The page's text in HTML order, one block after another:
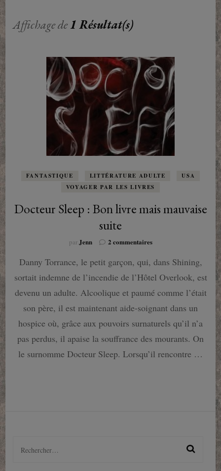
Affichage de1 Résultat(s)
FANTASTIQUE LITTÉRATURE ADULTE
USA
VOYAGER PAR LES LIVRES
Docteur Sleep : Bon livre mais mauvaise
suite
parJenn 2 commentairessur
Sleep
Bon
livre
mauvaise
suite
Danny Torrance, le petit garçon, qui, dans Shining,
sortait indemne de l’incendie de l’Hôtel Overlook, est
devenu un adulte. Alcoolique et paumé comme l’était
son père, il est maintenant aide-soignant dans un
hospice où, grâce aux pouvoirs surnaturels qu’il n’a
pas perdus, il apaise la souffrance des mourants. On
le surnomme Docteur Sleep. Lorsqu’il rencontre …
Rechercher :